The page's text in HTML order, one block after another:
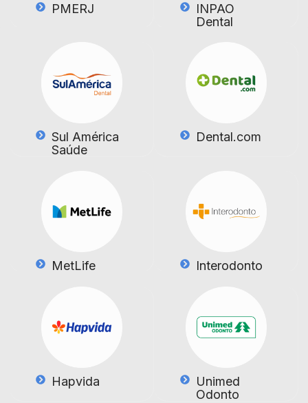
PMERJ
INPAO
Dental
Sul América
Saúde
Dental.com
MetLife Interodonto
Hapvida
Unimed
Odonto